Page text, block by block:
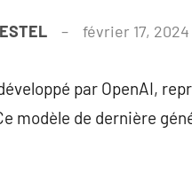
février 17, 2024
par OpenAI,
modèle de dernière